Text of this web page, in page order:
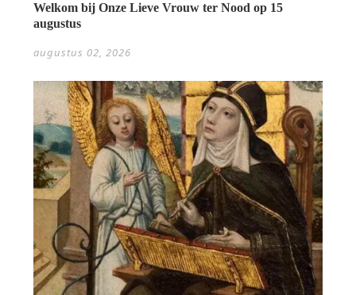
Welkom bij Onze Lieve Vrouw ter Nood op 15
augustus
augustus 02, 2026